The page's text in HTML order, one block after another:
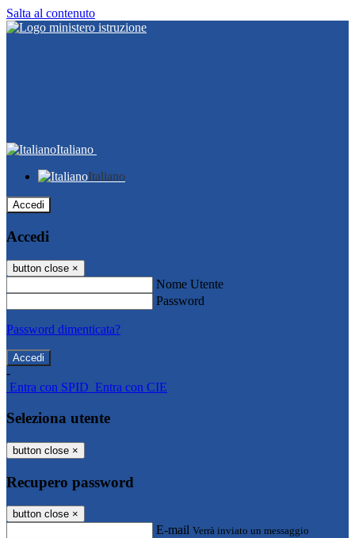
Salta al contenuto
Italiano
Italiano
Accedi
Accedi
button close ×
Nome Utente
Password
Password dimenticata?
-
Entra con SPID Entra con CIE
Seleziona utente
button close ×
Recupero password
button close ×
E-mail Verrà inviato un messaggio